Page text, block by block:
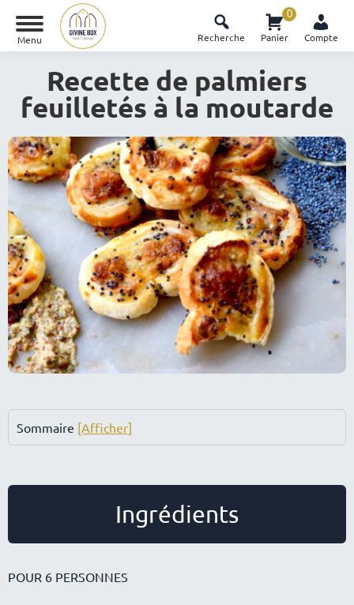
Menu Recherche Panier
0
Compte
Recette de palmiers
feuilletés à la moutarde
Sommaire [Afficher]
Ingrédients
POUR 6 PERSONNES